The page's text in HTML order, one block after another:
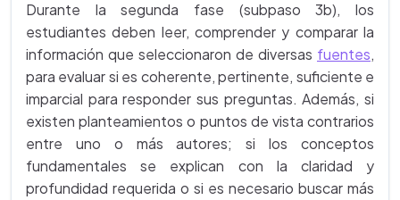
Durante la segunda fase (subpaso 3b), los
estudiantes deben leer, comprender y comparar la
información que seleccionaron de diversas fuentes,
para evaluar si es coherente, pertinente, suficiente e
imparcial para responder sus preguntas. Además, si
existen planteamientos o puntos de vista contrarios
entre uno o más autores; si los conceptos
fundamentales se explican con la claridad y
profundidad requerida o si es necesario buscar más